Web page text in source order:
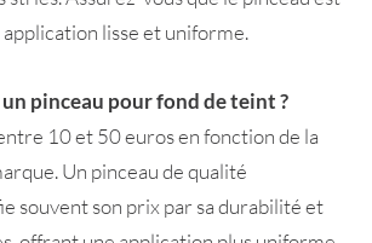
lisse et uniforme.
pinceau pour fond de teint ?
10 et 50 euros en fonction de la
Un pinceau de qualité
souvent son prix par sa durabilité et